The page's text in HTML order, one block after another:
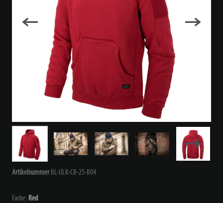
Artikelnummer BL-ULK-CB-25-B04
Farbe: Red